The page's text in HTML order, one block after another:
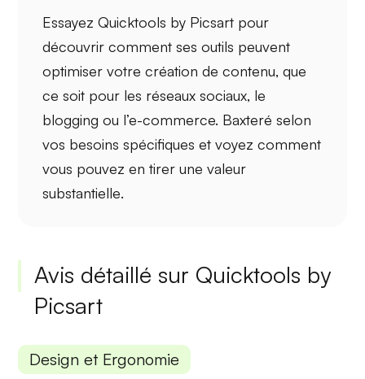
Essayez Quicktools by Picsart pour
découvrir comment ses outils peuvent
optimiser votre création de contenu, que
ce soit pour les réseaux sociaux, le
blogging ou l’e-commerce. Baxteré selon
vos besoins spécifiques et voyez comment
vous pouvez en tirerune valeur
substantielle.
Avis détaillé sur Quicktools by
Picsart
Design et Ergonomie